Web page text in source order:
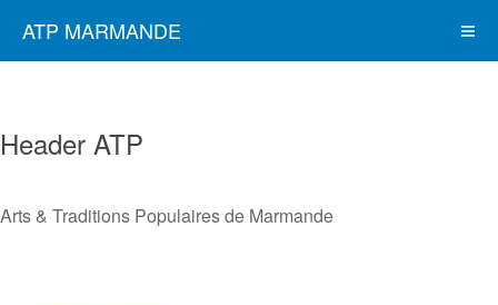
ATP MARMANDE
Header ATP
Arts & Traditions Populaires de Marmande